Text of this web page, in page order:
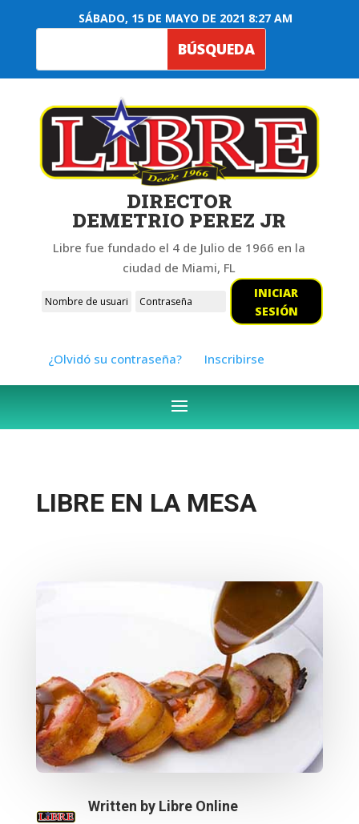
SÁBADO, 15 DE MAYO DE 2021 8:27 AM
DIRECTOR
DEMETRIO PEREZ JR
Libre fue fundado el 4 de Julio de 1966 en la
ciudad de Miami, FL
INICIAR
SESIÓN
¿Olvidó su contraseña? Inscribirse
LIBRE EN LA MESA
Written by Libre Online